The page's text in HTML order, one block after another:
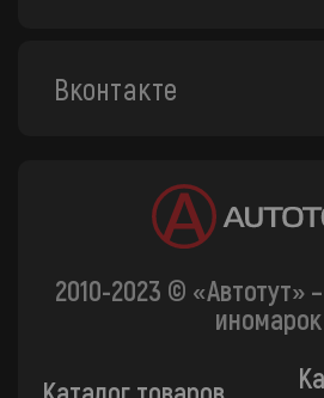
Вконтакте
2010-2023 © «Автотут»
иномарок